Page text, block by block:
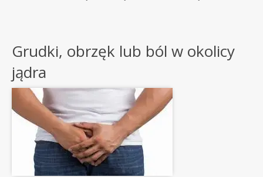
Grudki, obrzęk lub ból w okolicy
jądra